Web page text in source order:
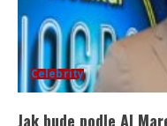
Celebrity
Jak bude podle AI